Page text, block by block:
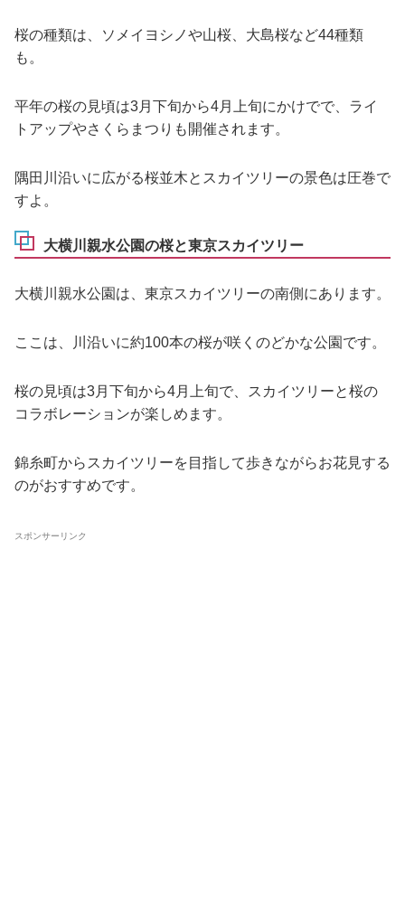
桜の種類は、ソメイヨシノや山桜、大島桜など44種類
も。
平年の桜の見頃は3月下旬から4月上旬にかけでで、ライ
トアップやさくらまつりも開催されます。
隅田川沿いに広がる桜並木とスカイツリーの景色は圧巻で
すよ。
大横川親水公園の桜と東京スカイツリー
大横川親水公園は、東京スカイツリーの南側にあります。
ここは、川沿いに約100本の桜が咲くのどかな公園です。
桜の見頃は3月下旬から4月上旬で、スカイツリーと桜の
コラボレーションが楽しめます。
錦糸町からスカイツリーを目指して歩きながらお花見する
のがおすすめです。
スポンサーリンク